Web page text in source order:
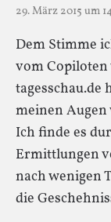
29. März 2015 um
Dem Stimme
vom Copiloten
tagesschau.de
meinen
Ich finde es
Ermittlungen
nach wenigen
die